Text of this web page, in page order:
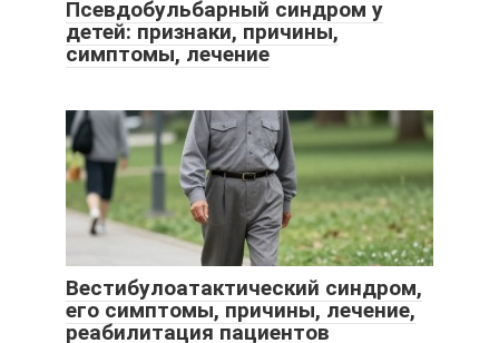
Псевдобульбарный синдром у
детей: признаки, причины,
симптомы, лечение
Вестибулоатактический синдром,
его симптомы, причины, лечение,
реабилитация пациентов